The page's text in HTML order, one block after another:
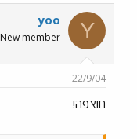
Y
yoo
New member
22/9/04
חוצפה!